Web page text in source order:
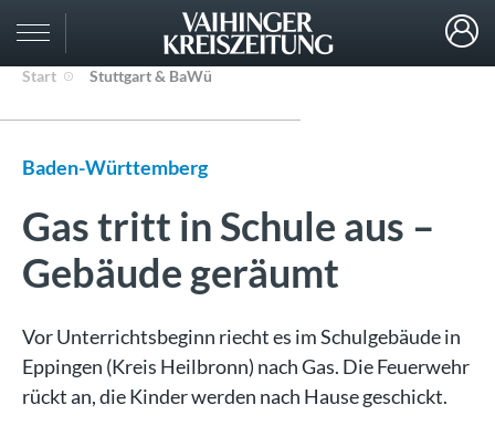
Start Stuttgart & BaWü
Baden-Württemberg
Gas tritt in Schule aus –
Gebäude geräumt
Vor Unterrichtsbeginn riecht es im Schulgebäude in
Eppingen (Kreis Heilbronn) nach Gas. Die Feuerwehr
rückt an, die Kinder werden nach Hause geschickt.